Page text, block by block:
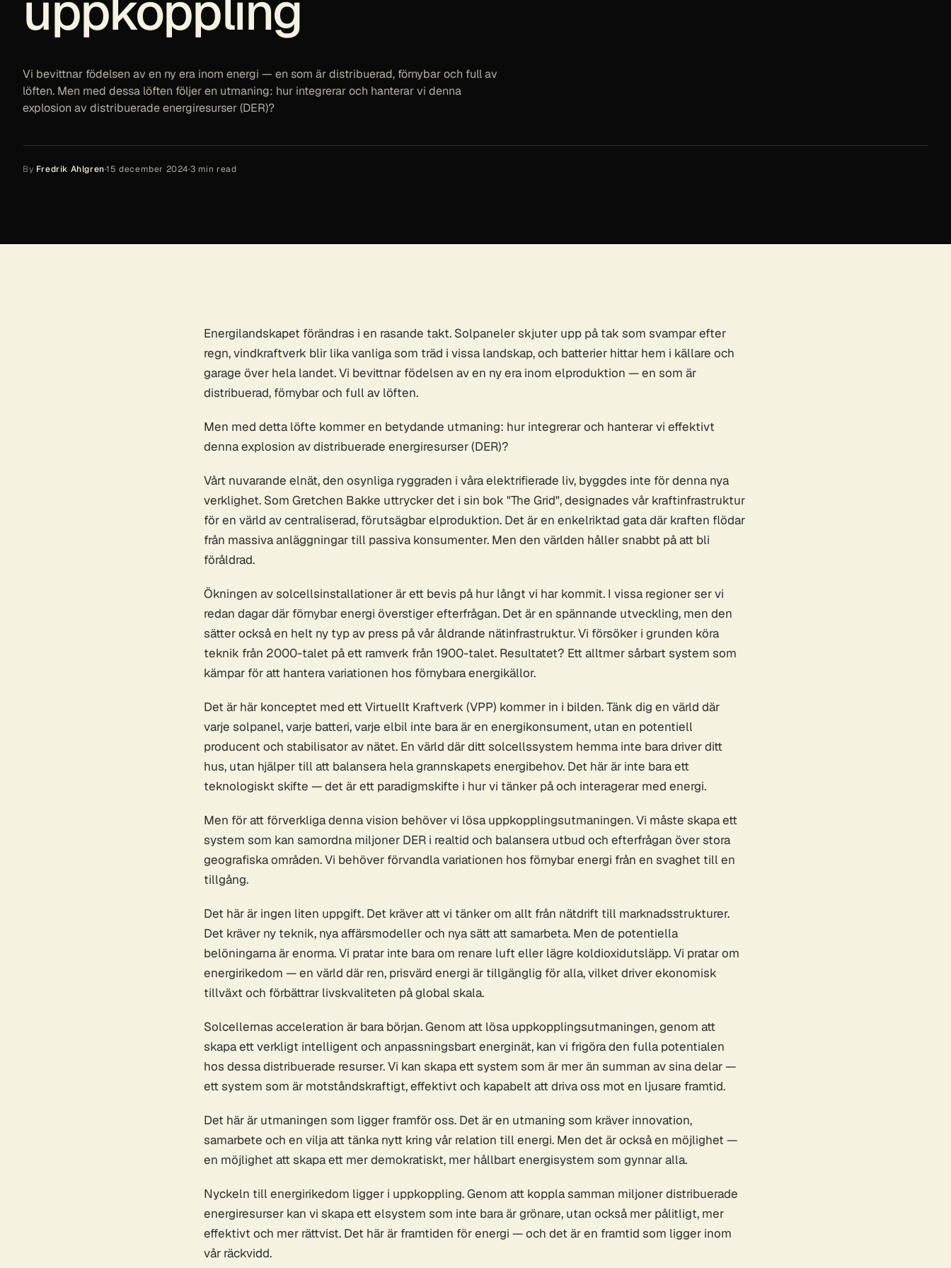
Vi bevittnar födelsen av en ny era inom energi — en som är distribuerad, förnybar och full av
löften. Men med dessa löften följer en utmaning: hur integrerar och hanterar vi denna
explosion av distribuerade energiresurser (DER)?
By Fredrik Ahlgren·15 december 2024·3 min read
Energilandskapet förändras i en rasande takt. Solpaneler skjuter upp på tak som svampar efter
regn, vindkraftverk blir lika vanliga som träd i vissa landskap, och batterier hittar hem i källare och
garage över hela landet. Vi bevittnar födelsen av en ny era inom elproduktion — en som är
distribuerad, förnybar och full av löften.
Men med detta löfte kommer en betydande utmaning: hur integrerar och hanterar vi effektivt
denna explosion av distribuerade energiresurser (DER)?
Vårt nuvarande elnät, den osynliga ryggraden i våra elektrifierade liv, byggdes inte för denna nya
verklighet. Som Gretchen Bakke uttrycker det i sin bok "The Grid", designades vår kraftinfrastruktur
för en värld av centraliserad, förutsägbar elproduktion. Det är en enkelriktad gata där kraften flödar
från massiva anläggningar till passiva konsumenter. Men den världen håller snabbt på att bli
föråldrad.
Ökningen av solcellsinstallationer är ett bevis på hur långt vi har kommit. I vissa regioner ser vi
redan dagar där förnybar energi överstiger efterfrågan. Det är en spännande utveckling, men den
sätter också en helt ny typ av press på vår åldrande nätinfrastruktur. Vi försöker i grunden köra
teknik från 2000-talet på ett ramverk från 1900-talet. Resultatet? Ett alltmer sårbart system som
kämpar för att hantera variationen hos förnybara energikällor.
Det är här konceptet med ett Virtuellt Kraftverk (VPP) kommer in i bilden. Tänk dig en värld där
varje solpanel, varje batteri, varje elbil inte bara är en energikonsument, utan en potentiell
producent och stabilisator av nätet. En värld där ditt solcellssystem hemma inte bara driver ditt
hus, utan hjälper till att balansera hela grannskapets energibehov. Det här är inte bara ett
teknologiskt skifte — det är ett paradigmskifte i hur vi tänker på och interagerar med energi.
Men för att förverkliga denna vision behöver vi lösa uppkopplingsutmaningen. Vi måste skapa ett
system som kan samordna miljoner DER i realtid och balansera utbud och efterfrågan över stora
geografiska områden. Vi behöver förvandla variationen hos förnybar energi från en svaghet till en
tillgång.
Det här är ingen liten uppgift. Det kräver att vi tänker om allt från nätdrift till marknadsstrukturer.
Det kräver ny teknik, nya affärsmodeller och nya sätt att samarbeta. Men de potentiella
belöningarna är enorma. Vi pratar inte bara om renare luft eller lägre koldioxidutsläpp. Vi pratar om
energirikedom — en värld där ren, prisvärd energi är tillgänglig för alla, vilket driver ekonomisk
tillväxt och förbättrar livskvaliteten på global skala.
Solcellernas acceleration är bara början. Genom att lösa uppkopplingsutmaningen, genom att
skapa ett verkligt intelligent och anpassningsbart energinät, kan vi frigöra den fulla potentialen
hos dessa distribuerade resurser. Vi kan skapa ett system som är mer än summan av sina delar —
ett system som är motståndskraftigt, effektivt och kapabelt att driva oss mot en ljusare framtid.
Det här är utmaningen som ligger framför oss. Det är en utmaning som kräver innovation,
samarbete och en vilja att tänka nytt kring vår relation till energi. Men det är också en möjlighet —
en möjlighet att skapa ett mer demokratiskt, mer hållbart energisystem som gynnar alla.
Nyckeln till energirikedom ligger i uppkoppling. Genom att koppla samman miljoner distribuerade
energiresurser kan vi skapa ett elsystem som inte bara är grönare, utan också mer pålitligt, mer
effektivt och mer rättvist. Det här är framtiden för energi — och det är en framtid som ligger inom
vår räckvidd.